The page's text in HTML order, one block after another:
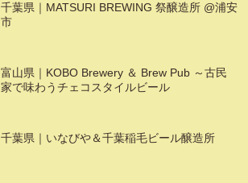
千葉県｜MATSURI BREWING 祭醸造所 @浦安
市
富山県｜KOBO Brewery ＆ Brew Pub ～古民
家で味わうチェコスタイルビール
千葉県｜いなびや＆千葉稲毛ビール醸造所